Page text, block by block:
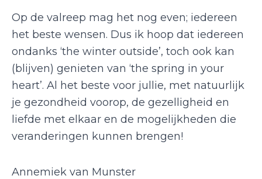
Op de valreep mag het nog even; iedereen
het beste wensen. Dus ik hoop dat iedereen
ondanks ‘the winter outside’, toch ook kan
(blijven) genieten van ‘the spring in your
heart’. Al het beste voor jullie, met natuurlijk
je gezondheid voorop, de gezelligheid en
liefde met elkaar en de mogelijkheden die
veranderingen kunnen brengen!
Annemiek van Munster